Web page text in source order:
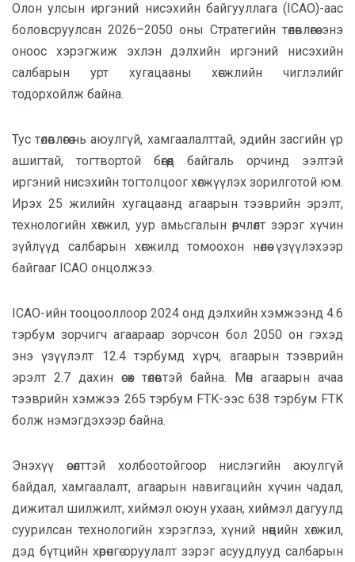
Олон улсын иргэний нисэхийн байгууллага (ICAO)-аас
боловсруулсан 2026–2050 оны Стратегийн төлөвлөгөө энэ
оноос хэрэгжиж эхлэн дэлхийн иргэний нисэхийн
салбарын урт хугацааны хөгжлийн чиглэлийг
тодорхойлж байна.
Тус төлөвлөгөө нь аюулгүй, хамгаалалттай, эдийн засгийн үр
ашигтай, тогтвортой бөгөөд байгаль орчинд ээлтэй
иргэний нисэхийн тогтолцоог хөгжүүлэх зорилготой юм.
Ирэх 25 жилийн хугацаанд агаарын тээврийн эрэлт,
технологийн хөгжил, уур амьсгалын өөрчлөлт зэрэг хүчин
зүйлүүд салбарын хөгжилд томоохон нөлөө үзүүлэхээр
байгааг ICAO онцолжээ.
ICAO-ийн тооцооллоор 2024 онд дэлхийн хэмжээнд 4.6
тэрбум зорчигч агаараар зорчсон бол 2050 он гэхэд
энэ үзүүлэлт 12.4 тэрбумд хүрч, агаарын тээврийн
эрэлт 2.7 дахин өсөх төлөвтэй байна. Мөн агаарын ачаа
тээврийн хэмжээ 265 тэрбум FTK-ээс 638 тэрбум FTK
болж нэмэгдэхээр байна.
Энэхүү өсөлттэй холбоотойгоор нислэгийн аюулгүй
байдал, хамгаалалт, агаарын навигацийн хүчин чадал,
дижитал шилжилт, хиймэл оюун ухаан, хиймэл дагуулд
суурилсан технологийн хэрэглээ, хүний нөөцийн хөгжил,
дэд бүтцийн хөрөнгө оруулалт зэрэг асуудлууд салбарын